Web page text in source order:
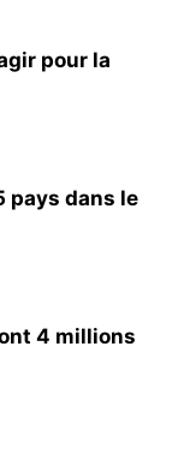
pour la
pays dans le
4 millions